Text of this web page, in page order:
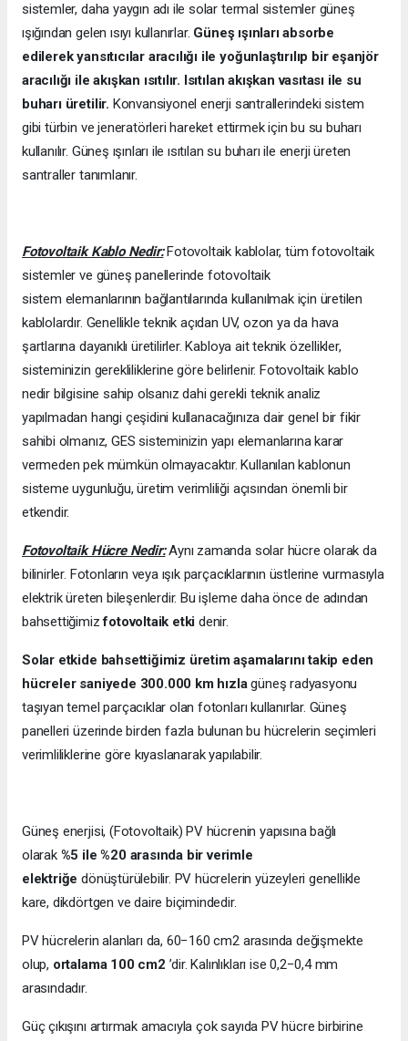
sistemler, daha yaygın adı ile solar termal sistemler güneş
ışığından gelen ısıyı kullanırlar. Güneş ışınları absorbe
edilerek yansıtıcılar aracılığı ile yoğunlaştırılıp bir eşanjör
aracılığı ile akışkan ısıtılır. Isıtılan akışkan vasıtası ile su
buharı üretilir. Konvansiyonel enerji santrallerindeki sistem
gibi türbin ve jeneratörleri hareket ettirmek için bu su buharı
kullanılır. Güneş ışınları ile ısıtılan su buharı ile enerji üreten
santraller tanımlanır.
Fotovoltaik Kablo Nedir:Fotovoltaik kablolar, tüm fotovoltaik
sistemler ve güneş panellerinde fotovoltaik
sistem elemanlarının bağlantılarında kullanılmak için üretilen
kablolardır. Genellikle teknik açıdan UV, ozon ya da hava
şartlarına dayanıklı üretilirler. Kabloya ait teknik özellikler,
sisteminizin gerekliliklerine göre belirlenir. Fotovoltaik kablo
nedir bilgisine sahip olsanız dahi gerekli teknik analiz
yapılmadan hangi çeşidini kullanacağınıza dair genel bir fikir
sahibi olmanız, GES sisteminizin yapı elemanlarına karar
vermeden pek mümkün olmayacaktır. Kullanılan kablonun
sisteme uygunluğu, üretim verimliliği açısından önemli bir
etkendir.
Fotovoltaik Hücre Nedir:Aynı zamanda solar hücre olarak da
bilinirler. Fotonların veya ışık parçacıklarının üstlerine vurmasıyla
elektrik üreten bileşenlerdir. Bu işleme daha önce de adından
bahsettiğimizfotovoltaik etkidenir.
Solar etkide bahsettiğimiz üretim aşamalarını takip eden
hücreler saniyede 300.000 km hızlagüneş radyasyonu
taşıyan temel parçacıklar olan fotonları kullanırlar. Güneş
panelleri üzerinde birden fazla bulunan bu hücrelerin seçimleri
verimliliklerine göre kıyaslanarak yapılabilir.
Güneş enerjisi, (Fotovoltaik) PV hücrenin yapısına bağlı
olarak %5 ile %20 arasında bir verimle
elektriğedönüştürülebilir. PV hücrelerin yüzeyleri genellikle
kare, dikdörtgen ve daire biçimindedir.
PV hücrelerin alanları da, 60−160 cm2 arasında değişmekte
olup, ortalama 100 cm2 ’dir. Kalınlıkları ise 0,2−0,4 mm
arasındadır.
Güç çıkışını artırmak amacıyla çok sayıda PV hücre birbirine